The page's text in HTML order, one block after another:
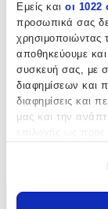
Εμείς και οι 1022
προσωπικά σας
χρησιμοποιώντας
αποθηκεύουμε
συσκευή σας, με
διαφημίσεων και
διαφημίσεις και
μας και την
Να
Διαστάσεις
17x16
cm
Χαρτί Εξωφύλλου
Σκληρό
Χαρακτηριστικά